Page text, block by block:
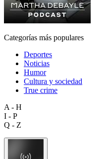
Categorías más populares
Deportes
Noticias
Humor
Cultura y sociedad
True crime
A - H
I - P
Q - Z